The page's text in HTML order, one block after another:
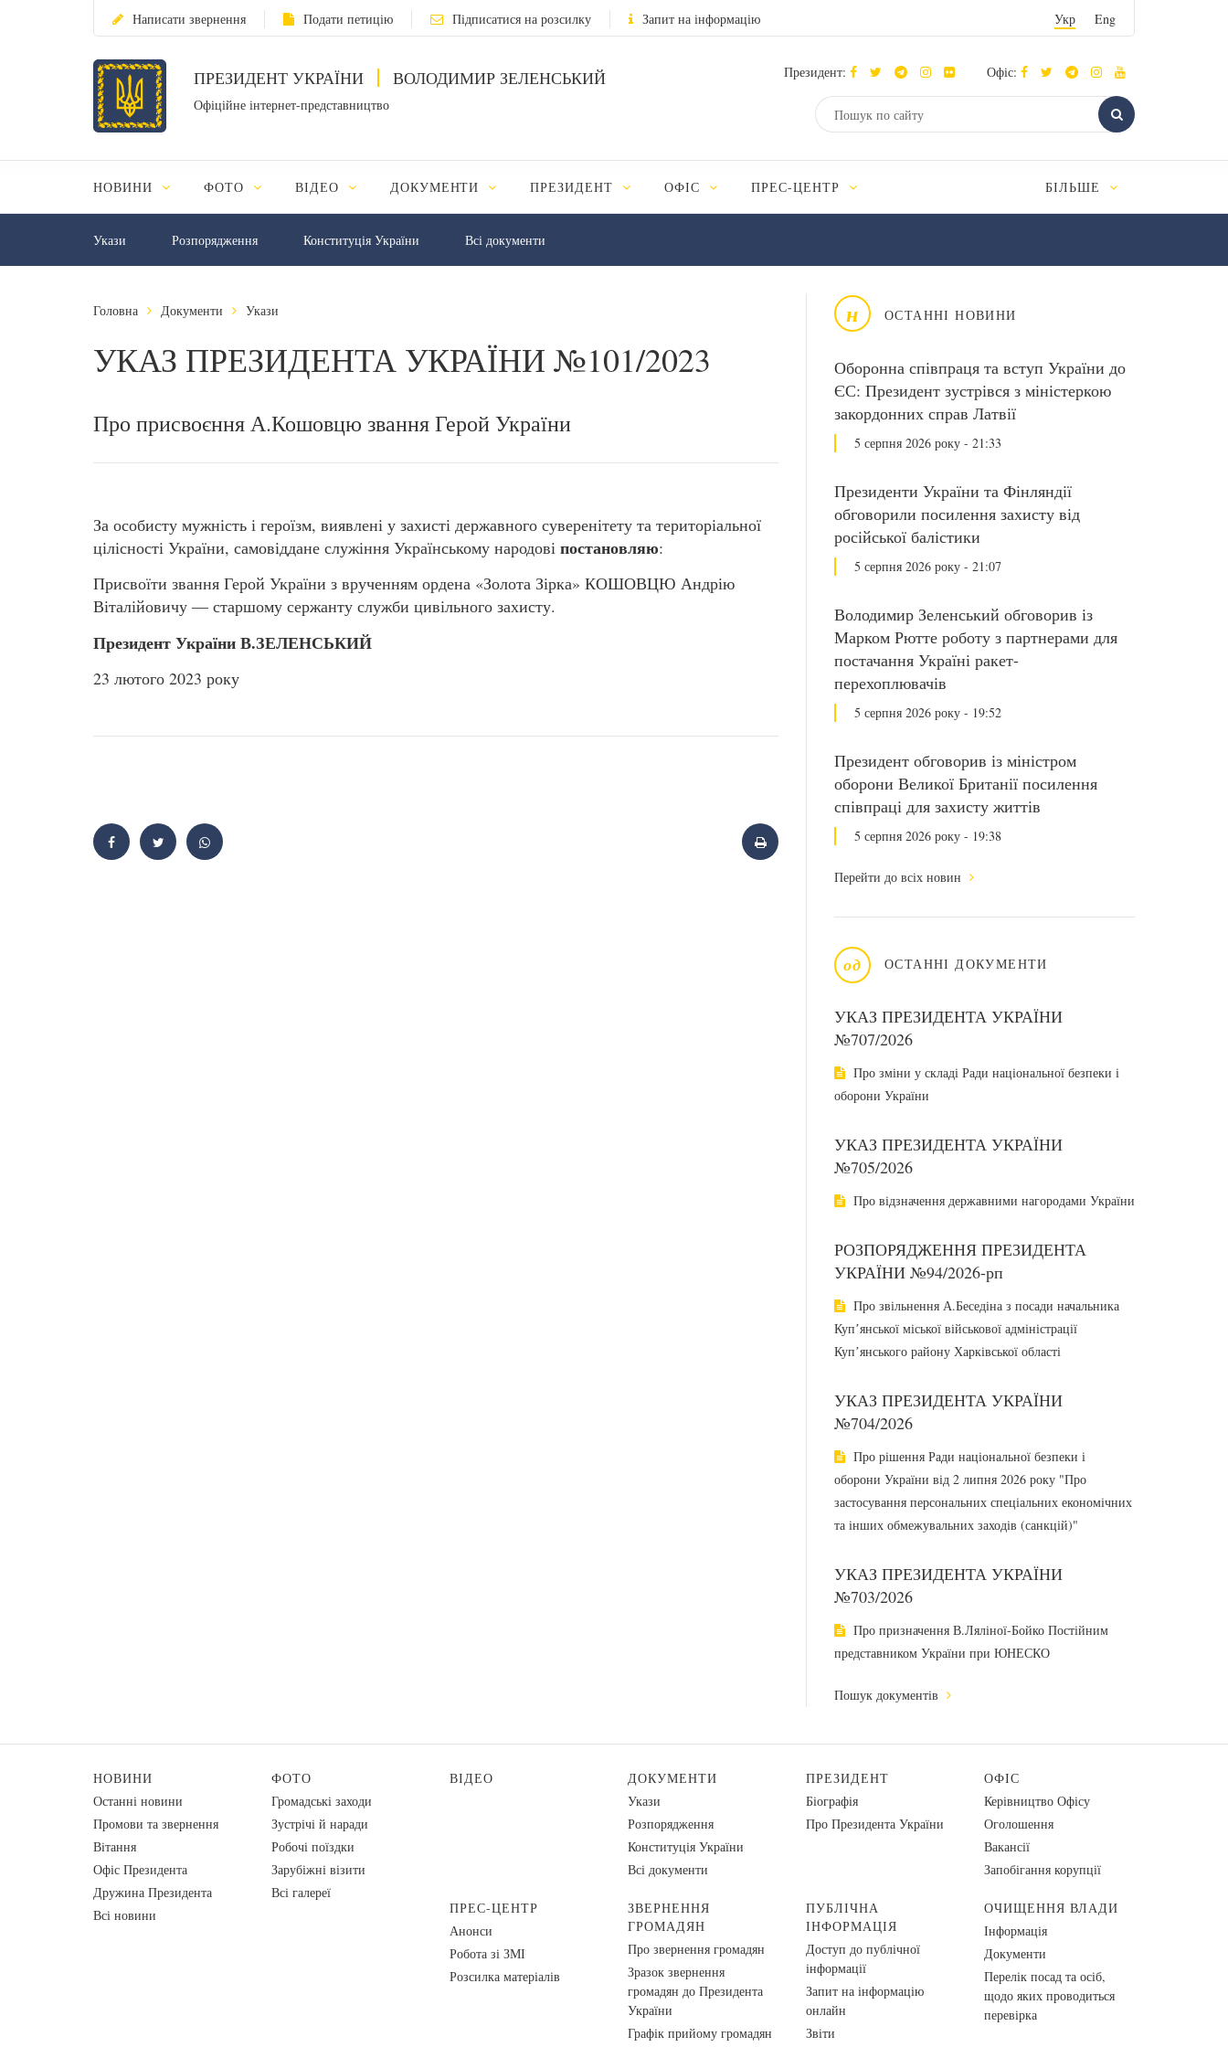
Написати звернення Подати петицію Підписатися на розсилку Запит на інформацію Укр Eng
ПРЕЗИДЕНТ УКРАЇНИ ВОЛОДИМИР ЗЕЛЕНСЬКИЙ
Офіційне інтернет-представництво
Президент: Офіс:
НОВИНИ ФОТО ВІДЕО ДОКУМЕНТИ ПРЕЗИДЕНТ ОФІС ПРЕС-ЦЕНТР БІЛЬШЕ
Укази Розпорядження Конституція України Всі документи
н ОСТАННІ НОВИНИ
Оборонна співпраця та вступ України до
ЄС: Президент зустрівся з міністеркою
закордонних справ Латвії
5 серпня 2026 року - 21:33
Президенти України та Фінляндії
обговорили посилення захисту від
російської балістики
5 серпня 2026 року - 21:07
Володимир Зеленський обговорив із
Марком Рютте роботу з партнерами для
постачання Україні ракет-
перехоплювачів
5 серпня 2026 року - 19:52
Президент обговорив із міністром
оборони Великої Британії посилення
співпраці для захисту життів
5 серпня 2026 року - 19:38
Перейти до всіх новин
од ОСТАННІ ДОКУМЕНТИ
УКАЗ ПРЕЗИДЕНТА УКРАЇНИ
№707/2026
Про зміни у складі Ради національної безпеки і
оборони України
УКАЗ ПРЕЗИДЕНТА УКРАЇНИ
№705/2026
Про відзначення державними нагородами України
РОЗПОРЯДЖЕННЯ ПРЕЗИДЕНТА
УКРАЇНИ №94/2026-рп
Про звільнення А.Беседіна з посади начальника
Купʼянської міської військової адміністрації
Купʼянського району Харківської області
УКАЗ ПРЕЗИДЕНТА УКРАЇНИ
№704/2026
Про рішення Ради національної безпеки і
оборони України від 2 липня 2026 року "Про
застосування персональних спеціальних економічних
та інших обмежувальних заходів (санкцій)"
УКАЗ ПРЕЗИДЕНТА УКРАЇНИ
№703/2026
Про призначення В.Ляліної-Бойко Постійним
представником України при ЮНЕСКО
Пошук документів
Головна Документи Укази
УКАЗ ПРЕЗИДЕНТА УКРАЇНИ №101/2023
Про присвоєння А.Кошовцю звання Герой України
За особисту мужність і героїзм, виявлені у захисті державного суверенітету та територіальної
цілісності України, самовіддане служіння Українському народові постановляю:
Присвоїти звання Герой України з врученням ордена «Золота Зірка» КОШОВЦЮ Андрію
Віталійовичу — старшому сержанту служби цивільного захисту.
Президент України В.ЗЕЛЕНСЬКИЙ
23 лютого 2023 року
НОВИНИ
Останні новини
Промови та звернення
Вiтання
Офіс Президента
Дружина Президента
Всі новини
ФОТО
Громадські заходи
Зустрічі й наради
Робочі поїздки
Зарубіжні візити
Всі галереї
ВІДЕО
ДОКУМЕНТИ
Укази
Розпорядження
Конституція України
Всі документи
ПРЕЗИДЕНТ
Біографія
Про Президента України
ОФІС
Керівництво Офісу
Оголошення
Вакансії
Запобігання корупції
ПРЕС-ЦЕНТР
Анонси
Робота зі ЗМІ
Розсилка матеріалів
ЗВЕРНЕННЯ
ГРОМАДЯН
Про звернення громадян
Зразок звернення
громадян до Президента
України
Графік прийому громадян
ПУБЛІЧНА
ІНФОРМАЦІЯ
Доступ до публічної
інформації
Запит на інформацію
онлайн
Звіти
ОЧИЩЕННЯ ВЛАДИ
Інформація
Документи
Перелік посад та осіб,
щодо яких проводиться
перевірка